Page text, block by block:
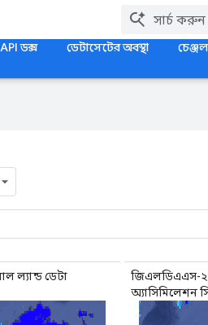
API ডক্স ডেটাসেটের অবস্থা
ল্যান্ড ডেটা
জিএলডিএএস-
অ্যাসিমিলেশন